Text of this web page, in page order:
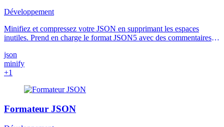
Développement
Minifiez et compressez votre JSON en supprimant les espaces
inutiles. Prend en charge le format JSON5 avec des commentaires et
json
minify
+1
Formateur JSON